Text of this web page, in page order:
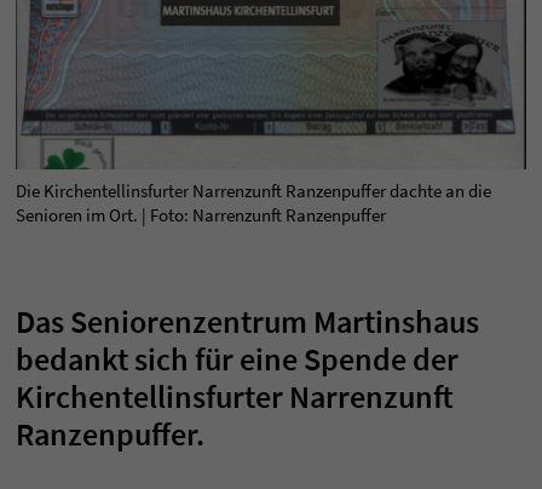
Die Kirchentellinsfurter Narrenzunft Ranzenpuffer dachte an die
Senioren im Ort. | Foto: Narrenzunft Ranzenpuffer
Das Seniorenzentrum Martinshaus
bedankt sich für eine Spende der
Kirchentellinsfurter Narrenzunft
Ranzenpuffer.